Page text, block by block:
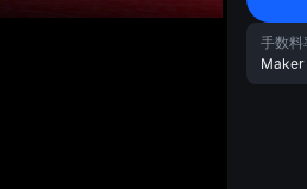
手数料
Maker